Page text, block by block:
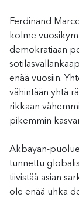
Ferdinand
kolme
demokratiaan
enää vuosiin.
vähintään yhtä
rikkaan
pikemmin
Akbayan-
tunnettu
tiivistää asian
ole enää uhka